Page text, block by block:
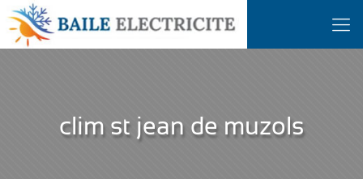
clim st jean de muzols